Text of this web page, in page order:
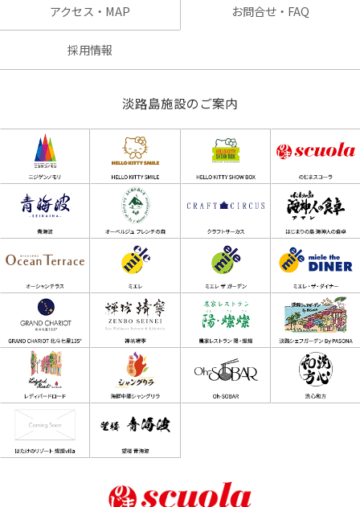
アクセス・MAP お問合せ・FAQ
採用情報
淡路島施設のご案内